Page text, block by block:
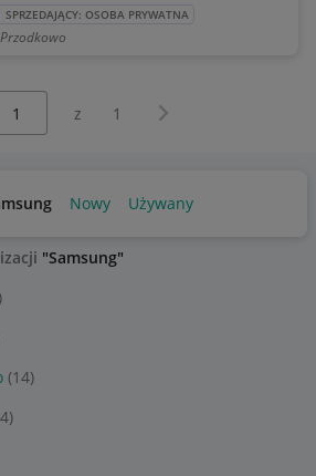
SPRZEDAJĄCY: OSOBA PRYWATNA
Przodkowo
z 1 Następna strona
Nowy Używany
"Samsung"
(14)